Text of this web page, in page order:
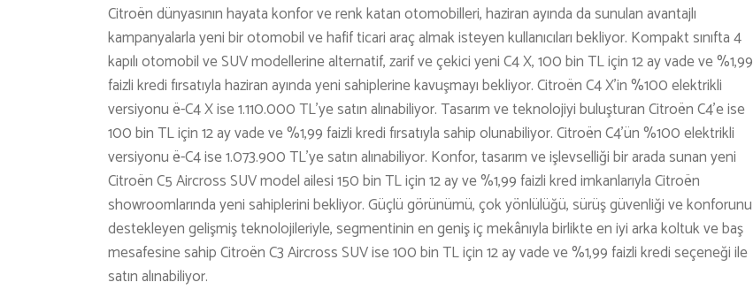
Citroën dünyasının hayata konfor ve renk katan otomobilleri, haziran ayında da sunulan avantajlı
kampanyalarla yeni bir otomobil ve hafif ticari araç almak isteyen kullanıcıları bekliyor. Kompakt sınıfta 4
kapılı otomobil ve SUV modellerine alternatif, zarif ve çekici yeni C4 X, 100 bin TL için 12 ay vade ve %1,99
faizli kredi fırsatıyla haziran ayında yeni sahiplerine kavuşmayı bekliyor. Citroën C4 X’in %100 elektrikli
versiyonu ë-C4 X ise 1.110.000 TL’ye satın alınabiliyor. Tasarım ve teknolojiyi buluşturan Citroën C4’e ise
100 bin TL için 12 ay vade ve %1,99 faizli kredi fırsatıyla sahip olunabiliyor. Citroën C4’ün %100 elektrikli
versiyonu ë-C4 ise 1.073.900 TL’ye satın alınabiliyor. Konfor, tasarım ve işlevselliği bir arada sunan yeni
Citroën C5 Aircross SUV model ailesi 150 bin TL için 12 ay ve %1,99 faizli kred imkanlarıyla Citroën
showroomlarında yeni sahiplerini bekliyor. Güçlü görünümü, çok yönlülüğü, sürüş güvenliği ve konforunu
destekleyen gelişmiş teknolojileriyle, segmentinin en geniş iç mekânıyla birlikte en iyi arka koltuk ve baş
mesafesine sahip Citroën C3 Aircross SUV ise 100 bin TL için 12 ay vade ve %1,99 faizli kredi seçeneği ile
satın alınabiliyor.